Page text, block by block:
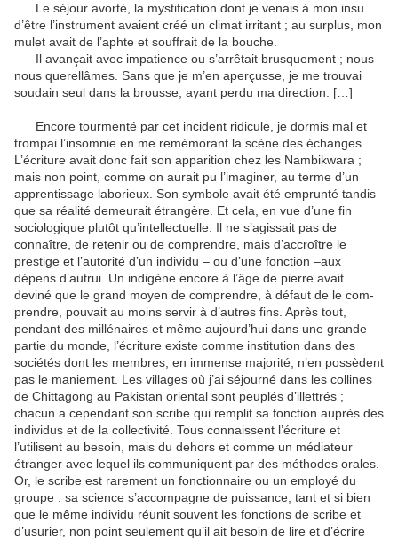
Le séjour avorté, la mystification dont je venais à mon insu
d’être l’instrument avaient créé un climat irritant ; au surplus, mon
mulet avait de l’aphte et souffrait de la bouche.
Il avançait avec impatience ou s’arrêtait brusquement ; nous
nous querellâmes. Sans que je m’en aperçusse, je me trouvai
soudain seul dans la brousse, ayant perdu ma direction. […]
Encore tourmenté par cet incident ridicule, je dormis mal et
trompai l’insomnie en me remémorant la scène des échan­ges.
L’écriture avait donc fait son apparition chez les Nambi­kwara ;
mais non point, comme on aurait pu l’imaginer, au terme d’un
apprentissage laborieux. Son symbole avait été em­prunté tandis
que sa réalité demeurait étrangère. Et cela, en vue d’une fin
sociologique plutôt qu’intellectuelle. Il ne s’agissait pas de
connaître, de retenir ou de comprendre, mais d’accroître le
prestige et l’autorité d’un individu – ou d’une fonction –aux
dépens d’autrui. Un indigène encore à l’âge de pierre avait
deviné que le grand moyen de comprendre, à défaut de le com­
prendre, pouvait au moins servir à d’autres fins. Après tout,
pendant des millénaires et même aujourd’hui dans une grande
partie du monde, l’écriture existe comme institution dans des
sociétés dont les membres, en immense majorité, n’en pos­sèdent
pas le maniement. Les villages où j’ai séjourné dans les collines
de Chittagong au Pakistan oriental sont peuplés d’illet­trés ;
chacun a cependant son scribe qui remplit sa fonction au­près des
individus et de la collectivité. Tous connaissent l’écri­ture et
l’utilisent au besoin, mais du dehors et comme un mé­diateur
étranger avec lequel ils communiquent par des métho­des orales.
Or, le scribe est rarement un fonctionnaire ou un employé du
groupe : sa science s’accompagne de puissance, tant et si bien
que le même individu réunit souvent les fonc­tions de scribe et
d’usurier, non point seulement qu’il ait besoin de lire et d’écrire